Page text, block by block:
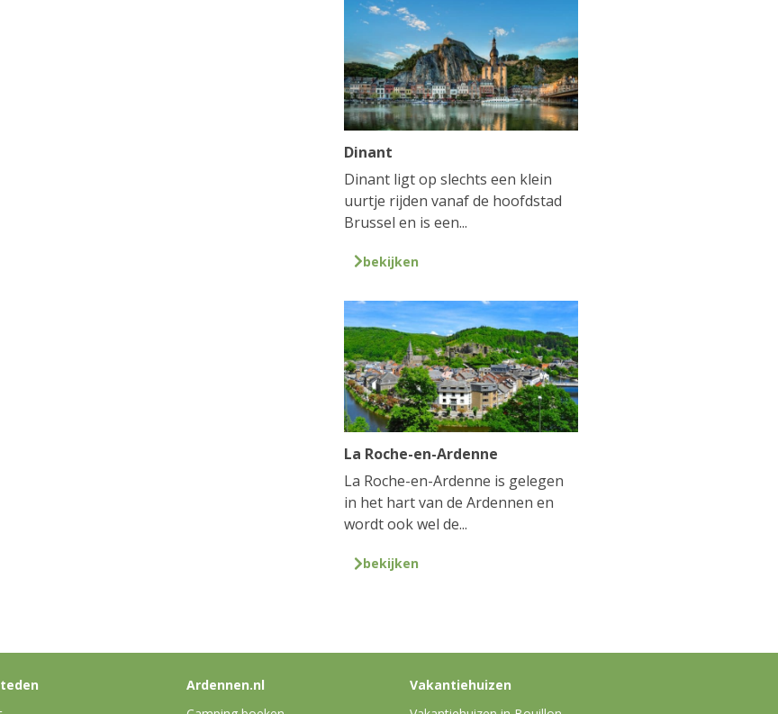
Dinant
Dinant ligt op slechts een klein
uurtje rijden vanaf de hoofdstad
Brussel en is een...
bekijken
La Roche-en-Ardenne
La Roche-en-Ardenne is gelegen
in het hart van de Ardennen en
wordt ook wel de...
bekijken
Ardennen.nl
Vakantiehuizen